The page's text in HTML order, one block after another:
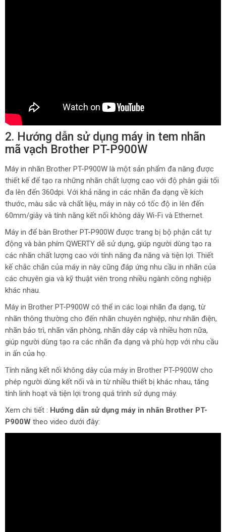
2. Hướng dẫn sử dụng máy in tem nhãn
mã vạch Brother PT-P900W
Máy in nhãn Brother PT-P900W là một sản phẩm đa năng được
thiết kế để tạo ra những nhãn chất lượng cao với độ phân giải tối
đa lên đến 360dpi. Với khả năng in các nhãn đa dạng về kích
thước, màu sắc và chất liệu, máy in này có tốc độ in lên đến
60mm/giây và tính năng kết nối không dây Wi-Fi và Ethernet.
Máy in để bàn Brother PT-P900W được trang bị bộ phận cắt tự
động và bàn phím QWERTY dễ sử dụng, giúp người dùng tạo ra
các nhãn chất lượng cao với tính năng đa năng và tiện lợi. Thiết
kế chắc chắn của máy in này cũng đáp ứng nhu cầu in nhãn của
các chuyên gia và kỹ thuật viên trong nhiều ngành công nghiệp
khác nhau.
Máy in Brother PT-P900W có thể in các loại nhãn đa dạng, từ
nhãn thông thường cho đến nhãn chuyên nghiệp, như nhãn điện,
nhãn bảo trì, nhãn văn phòng, nhãn dây cáp và nhiều hơn nữa,
giúp người dùng tạo ra các nhãn đa dạng và phù hợp với nhu cầu
in ấn của họ.
Tính năng kết nối không dây của máy in Brother PT-P900W cho
phép người dùng kết nối và in từ nhiều thiết bị khác nhau, tăng
tính linh hoạt và tiện lợi trong quá trình sử dụng máy.
Xem chi tiết : Hướng dẫn sử dụng máy in nhãn Brother PT-
P900W theo video dưới đây: